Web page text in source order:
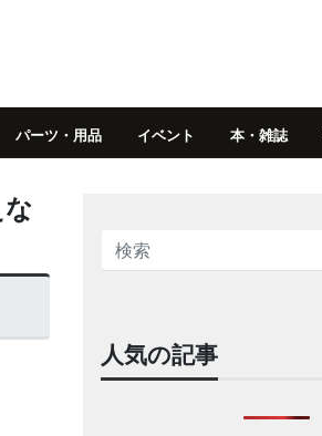
パーツ・用品 イベント 本・雑誌
人気の記事